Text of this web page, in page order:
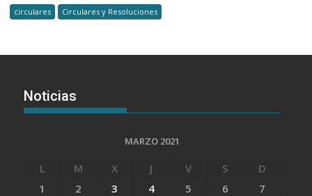
circulares Circulares y Resoluciones
Noticias
MARZO 2021
L M X J V S
D
1
2 3 4 5 6
7